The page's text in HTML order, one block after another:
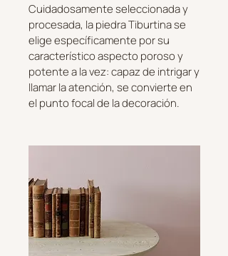
Cuidadosamente seleccionada y
procesada, la piedra Tiburtina se
elige específicamente por su
característico aspecto poroso y
potente a la vez: capaz de intrigar y
llamar la atención, se convierte en
el punto focal de la decoración.